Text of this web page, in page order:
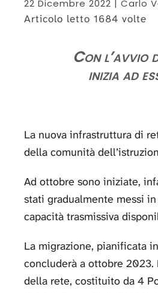
22 Dicembre 2022 | Carlo
Articolo letto 1684 volte
Con l’avvio
inizia ad
La nuova infrastruttura di
della comunità
Ad ottobre sono iniziate,
stati gradualmente messi
capacità trasmissiva
La migrazione, pianificata
concluderà a ottobre
della rete, costituito da 4